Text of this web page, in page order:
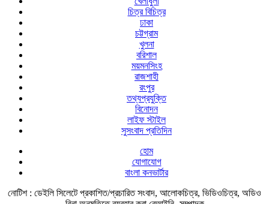
চিত্র বিচিত্র
ঢাকা
চট্টগ্রাম
খুলনা
বরিশাল
ময়মনসিংহ
রাজশাহী
রংপুর
তথ্যপ্রযুক্তি
বিনোদন
লাইফ স্টাইল
সুসংবাদ প্রতিদিন
হোম
যোগাযোগ
বাংলা কনভার্টার
নোটিশ : ডেইলি সিলেটে প্রকাশিত/প্রচারিত সংবাদ, আলোকচিত্র, ভিডিওচিত্র, অডিও